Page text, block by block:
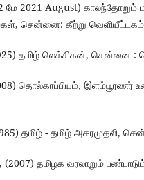
மே 2021 August)
சென்னை: கீற்று
(1925) தமிழ் லெக்சிகன்,
தொல்காப்பியம்,
தமிழ் - தமிழ் அகரமுதலி,
தமிழக வரலாறும்